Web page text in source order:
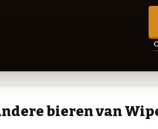
bieren van